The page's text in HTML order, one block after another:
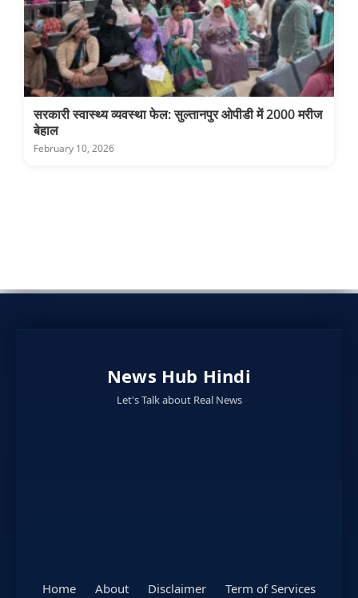
सरकारी स्वास्थ्य व्यवस्था फेल: सुल्तानपुर ओपीडी में 2000 मरीज
बेहाल
February 10, 2026
News Hub Hindi
Let's Talk about Real News
Home About Disclaimer
Term of Services